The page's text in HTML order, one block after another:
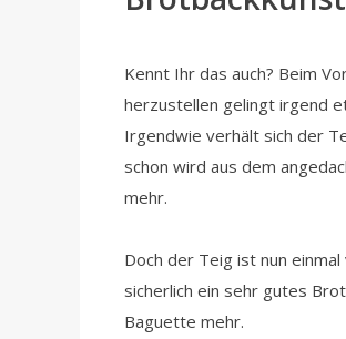
Kennt Ihr das auch? Beim
herzustellen gelingt irgend
Irgendwie verhält sich der
schon wird aus dem
mehr.
Doch der Teig ist nun
sicherlich ein sehr gutes
Baguette mehr.